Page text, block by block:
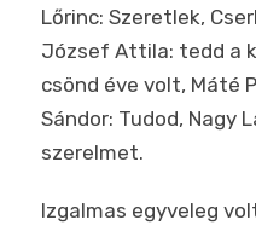
Lőrinc: Szeretlek,
József Attila: tedd a
csönd éve volt, Máté
Sándor: Tudod, Nagy
szerelmet.
Izgalmas egyveleg